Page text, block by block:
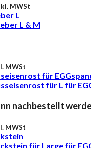
MWSt
L & M
MWSt
für L für
nachbestellt
MWSt
für Large für